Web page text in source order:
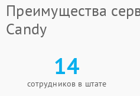
Преимущества
Candy
14
сотрудников в штате